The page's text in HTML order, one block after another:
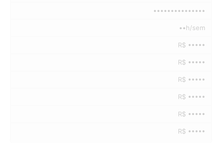
•••••••••••••••
••h/sem
R$ •••••
R$ •••••
R$ •••••
R$ •••••
R$ •••••
R$ •••••